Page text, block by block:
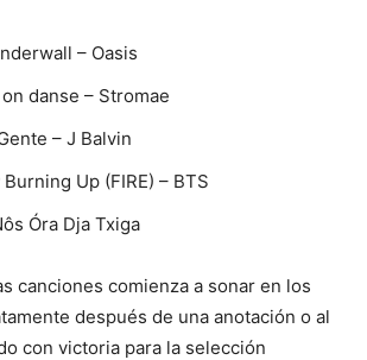
– Oasis
danse – Stromae
– J Balvin
Burning Up (FIRE) – BTS
Óra Dja Txiga
canciones comienza a sonar en los
después de una anotación o al
con victoria para la selección